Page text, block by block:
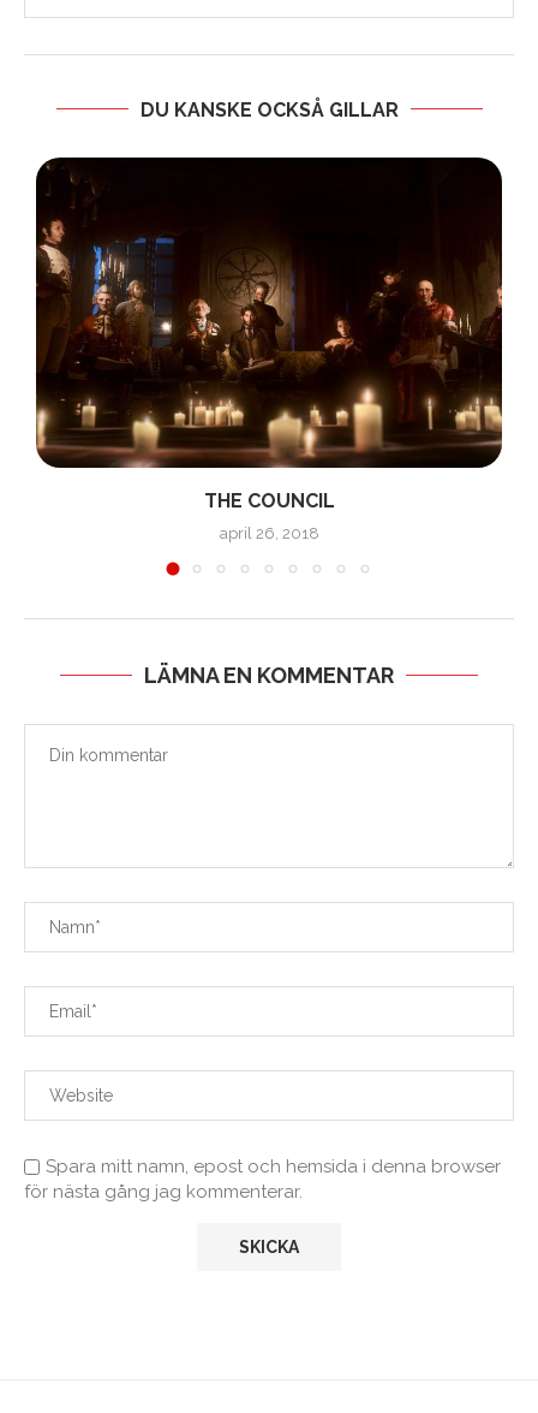
DU KANSKE OCKSÅ GILLAR
THE COUNCIL
april 26, 2018
LÄMNA EN KOMMENTAR
Spara mitt namn, epost och hemsida i denna browser
för nästa gång jag kommenterar.